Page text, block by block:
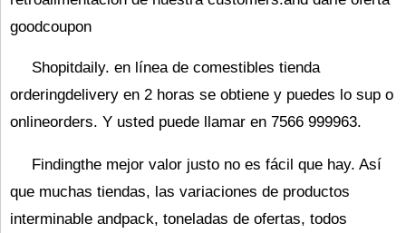
goodcoupon
Shopitdaily. en línea de comestibles tienda
orderingdelivery en 2 horas se obtiene y puedes lo sup o
onlineorders. Y usted puede llamar en 7566 999963.
Findingthe mejor valor justo no es fácil que hay. Así
que muchas tiendas, las variaciones de productos
interminable andpack, toneladas de ofertas, todos